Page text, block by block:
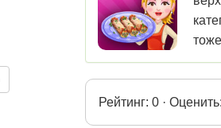
Рейтинг: 0 · Оценить: